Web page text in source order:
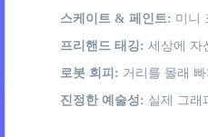
스케이트 & 페인트: 미니
프리핸드 태깅: 세상에 자
로봇 회피: 거리를 몰래
진정한 예술성: 실제 그래